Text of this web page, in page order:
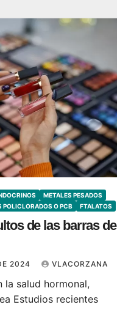
METALES PESADOS
POLICLORADOS O PCB FTALATOS
de las barras de
2024 VLACORZANA
la salud hormonal,
Estudios recientes